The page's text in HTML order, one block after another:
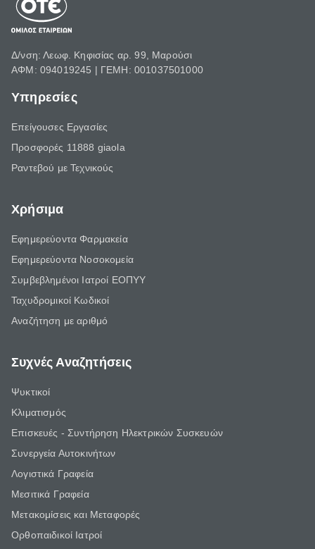
Δ/νση: Λεωφ. Κηφισίας αρ. 99, Μαρούσι
ΑΦΜ: 094019245 | ΓΕΜΗ: 001037501000
Υπηρεσίες
Επείγουσες Εργασίες
Προσφορές 11888 giaola
Ραντεβού με Τεχνικούς
Χρήσιμα
Εφημερεύοντα Φαρμακεία
Εφημερεύοντα Νοσοκομεία
Συμβεβλημένοι Ιατροί ΕΟΠΥΥ
Ταχυδρομικοί Κωδικοί
Αναζήτηση με αριθμό
Συχνές Αναζητήσεις
Ψυκτικοί
Κλιματισμός
Επισκευές - Συντήρηση Ηλεκτρικών Συσκευών
Συνεργεία Αυτοκινήτων
Λογιστικά Γραφεία
Μεσιτικά Γραφεία
Μετακομίσεις και Μεταφορές
Ορθοπαιδικοί Ιατροί